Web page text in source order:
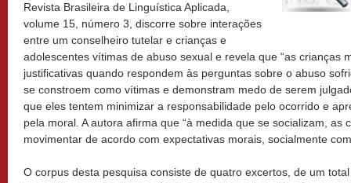
Revista Brasileira de Linguística Aplicada,
volume 15, número 3, discorre sobre interações
entre um conselheiro tutelar e crianças e
adolescentes vítimas de abuso sexual e revela que “as crianças
justificativas quando respondem às perguntas sobre o abuso
se constroem como vítimas e demonstram medo de serem
que eles tentem minimizar a responsabilidade pelo ocorrido e
pela moral. A autora afirma que “à medida que se socializam, as
movimentar de acordo com expectativas morais, socialmente
O corpus desta pesquisa consiste de quatro excertos, de um